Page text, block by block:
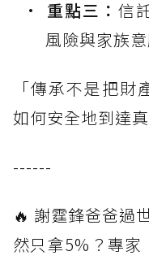
重點三：信
風險與家族意
「傳承不是把
如何安全地到達
------
🔥 謝霆鋒爸爸過
然只拿5%？專家